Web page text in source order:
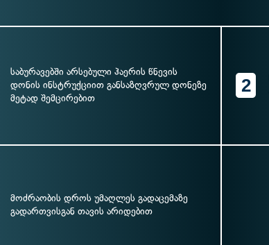
საბურავებში არსებული ჰაერის წნევის
დონის ინსტრუქციით განსაზღვრულ დონეზე
მეტად შემცირებით
2
მოძრაობის დროს უმაღლეს გადაცემაზე
გადართვისგან თავის არიდებით